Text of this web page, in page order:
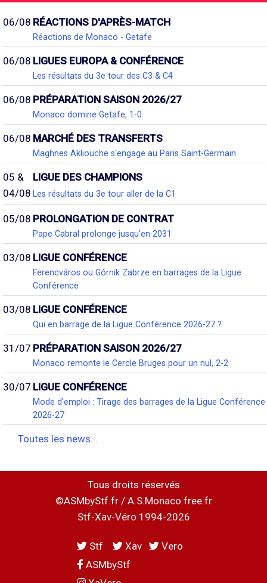
06/08 RÉACTIONS D'APRÈS-MATCH
Réactions de Monaco - Getafe
06/08 LIGUES EUROPA & CONFÉRENCE
Les résultats du 3e tour des C3 & C4
06/08 PRÉPARATION SAISON 2026/27
Monaco domine Getafe, 1-0
06/08 MARCHÉ DES TRANSFERTS
Maghnes Akliouche s'engage au Paris Saint-Germain
05 &
04/08
LIGUE DES CHAMPIONS
Les résultats du 3e tour aller de la C1
05/08 PROLONGATION DE CONTRAT
Pape Cabral prolonge jusqu'en 2031
03/08 LIGUE CONFÉRENCE
Ferencváros ou Górnik Zabrze en barrages de la Ligue
Conférence
03/08 LIGUE CONFÉRENCE
Qui en barrage de la Ligue Conférence 2026-27 ?
31/07 PRÉPARATION SAISON 2026/27
Monaco remonte le Cercle Bruges pour un nul, 2-2
30/07 LIGUE CONFÉRENCE
Mode d'emploi : Tirage des barrages de la Ligue Conférence
2026-27
Toutes les news...
Tous droits réservés
©ASMbyStf.fr / A.S.Monaco.free.fr
Stf-Xav-Véro 1994-2026
Stf Xav
Vero
ASMbyStf